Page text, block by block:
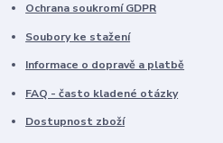
Ochrana soukromí GDPR
Soubory ke stažení
Informace o dopravě a platbě
FAQ - často kladené otázky
Dostupnost zboží